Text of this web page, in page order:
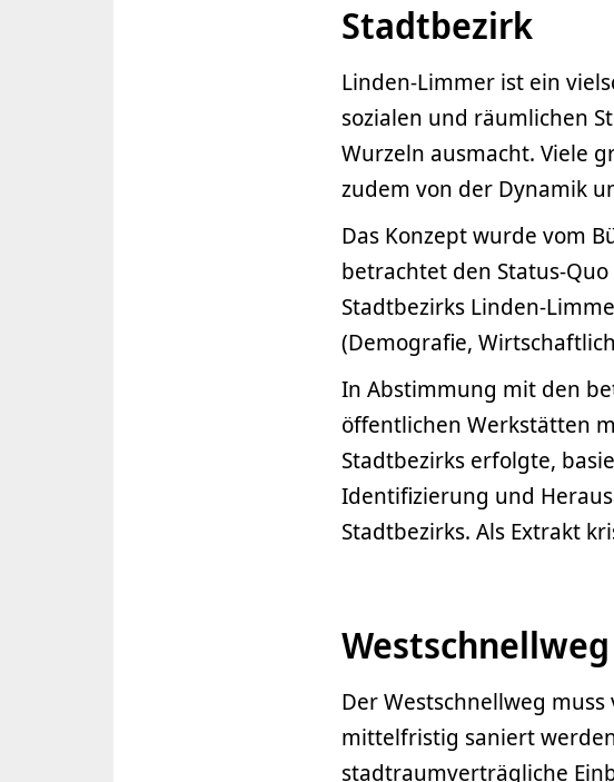
Stadtbezirk
Linden-Limmer ist ein
sozialen und räumlichen
Wurzeln ausmacht. Viele
zudem von der Dynamik
Das Konzept wurde vom
betrachtet den Status-
Stadtbezirks Linden-
(Demografie,
In Abstimmung mit den
öffentlichen Werkstätten
Stadtbezirks erfolgte,
Identifizierung und
Stadtbezirks. Als Extrakt
Der Westschnellweg
mittelfristig saniert
stadtraumverträgliche